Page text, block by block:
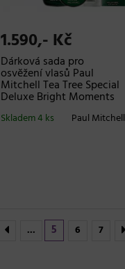
1.590,- Kč
Dárková sada pro
osvěžení vlasů Paul
Mitchell Tea Tree Special
Deluxe Bright Moments
Paul Mitchell
Skladem 4 ks
... 5 6 7